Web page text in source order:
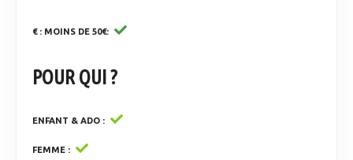
€ : MOINS DE 50€
POUR QUI ?
ENFANT & ADO
FEMME